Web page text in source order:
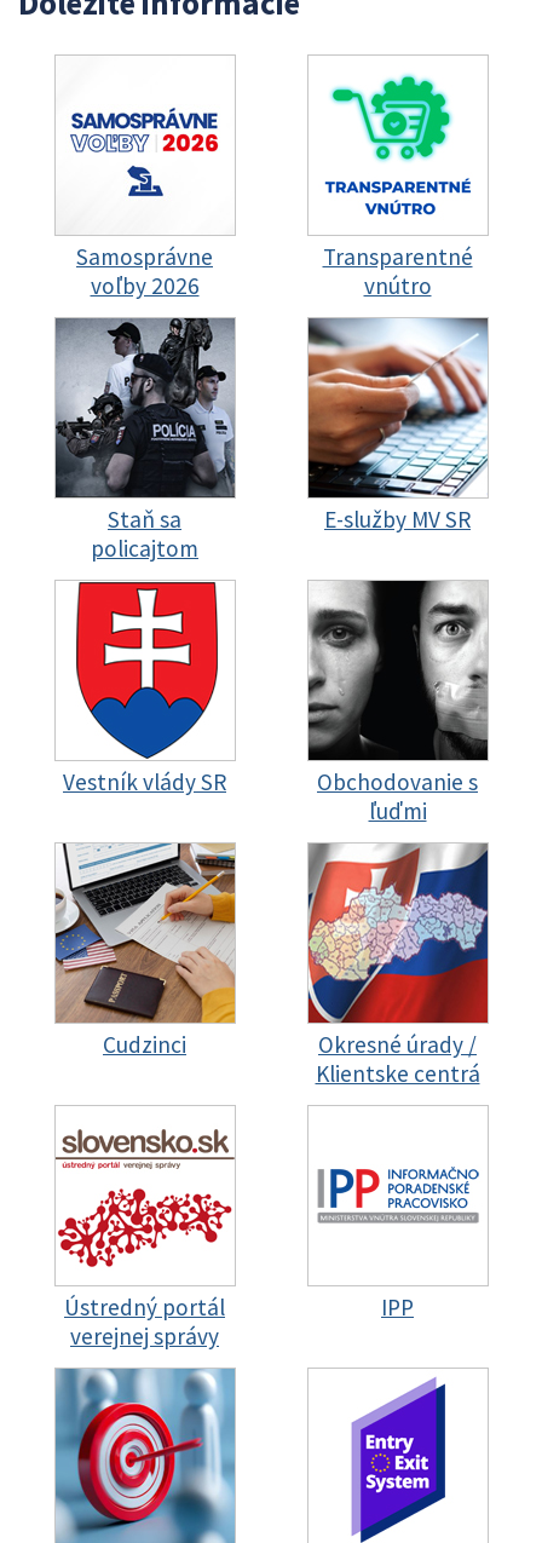
Samosprávne
voľby 2026
Transparentné
vnútro
Staň sa
policajtom
E-služby MV SR
Vestník vlády SR
Obchodovanie s
ľuďmi
Cudzinci
Okresné úrady /
Klientske centrá
Ústredný portál
verejnej správy
IPP